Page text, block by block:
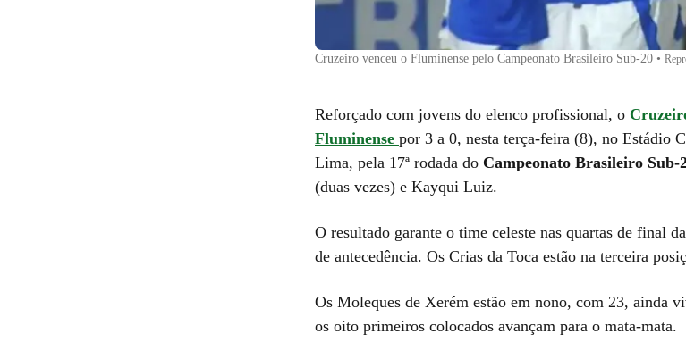
Cruzeiro venceu o Fluminense pelo Campeonato Brasileiro Sub-20 •
Reforçado com jovens do elenco profissional, o
Fluminense por 3 a 0, nesta terça-feira (8), no Estádio
Lima, pela 17ª rodada do Campeonato Brasileiro Sub-
(duas vezes) e Kayqui Luiz.
O resultado garante o time celeste nas quartas de final
de antecedência. Os Crias da Toca estão na terceira
Os Moleques de Xerém estão em nono, com 23, ainda
os oito primeiros colocados avançam para o mata-mata.